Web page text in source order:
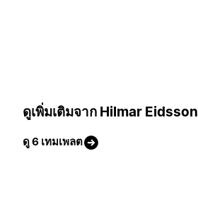
ดูเพิ่มเติมจาก Hilmar Eidsson
ดู 6 เทมเพลต